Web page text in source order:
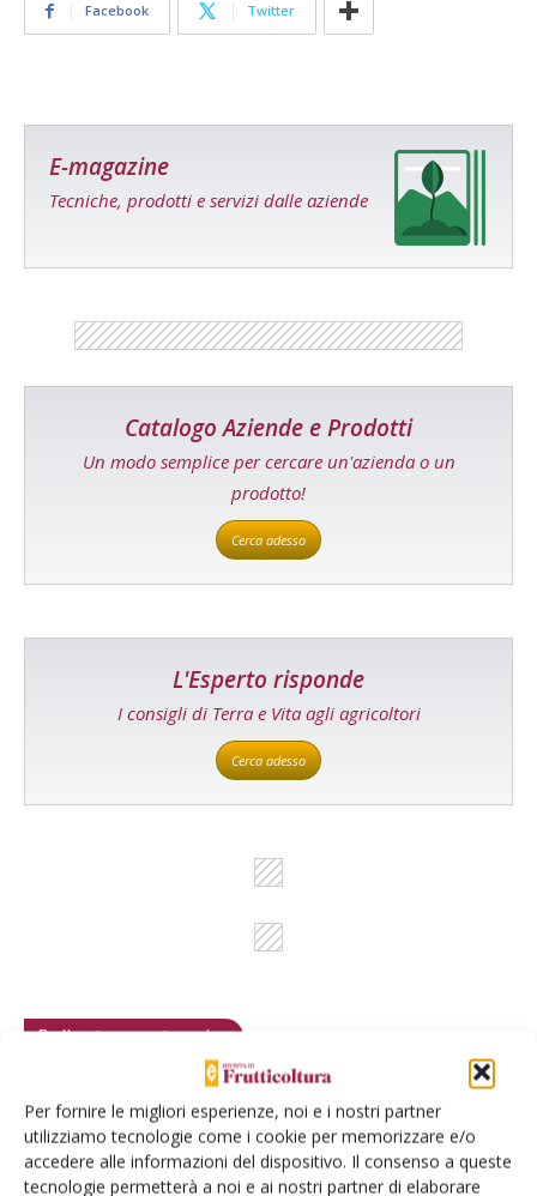
Per fornire le migliori esperienze, noi e i nostri partner
utilizziamo tecnologie come i cookie per memorizzare e/o
accedere alle informazioni del dispositivo. Il consenso a queste
tecnologie permetterà a noi e ai nostri partner di elaborare
Facebook Twitter
E-magazine
Tecniche, prodotti e servizi dalle aziende
Catalogo Aziende e Prodotti
Un modo semplice per cercare un'azienda o un
prodotto!
Cerca adesso
L'Esperto risponde
I consigli di Terra e Vita agli agricoltori
Cerca adesso
Dalla stessa categoria
ARTICOLI ABBONATI 13 Aprile 2026
Campagna complessa per le
arance